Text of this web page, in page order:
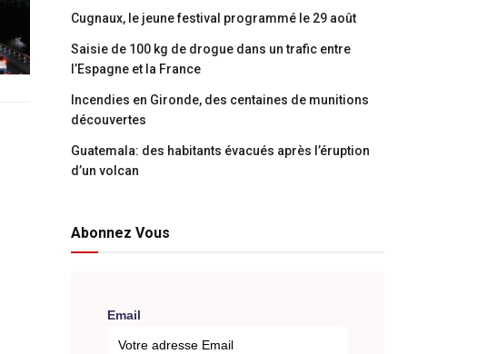
Cugnaux, le jeune festival programmé le 29 août
Saisie de 100 kg de drogue dans un trafic entre
l’Espagne et la France
Incendies en Gironde, des centaines de munitions
découvertes
Guatemala: des habitants évacués après l’éruption
d’un volcan
Abonnez Vous
Email